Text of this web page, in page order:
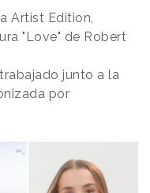
Artist Edition,
"Love" de Robert
junto a la
por